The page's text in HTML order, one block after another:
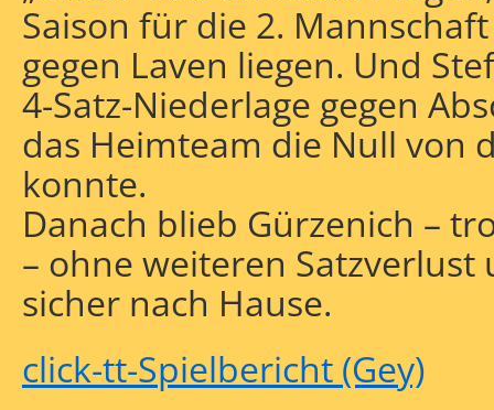
Saison für die 2.
gegen Laven liegen. Und
4-Satz-Niederlage gegen
das Heimteam die Null von
konnte.
Danach blieb Gürzenich –
– ohne weiteren Satzverlust
sicher nach Hause.
click-tt-Spielbericht (Gey)